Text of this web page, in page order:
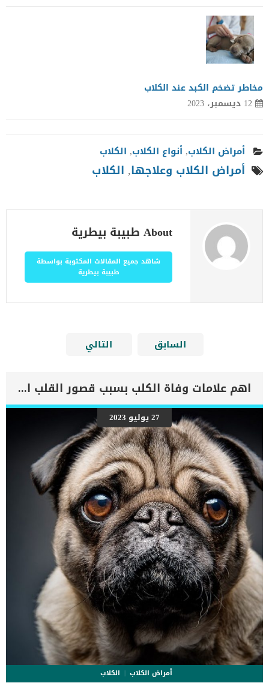
مخاطر تضخم الكبد عند الكلاب
12 ديسمبر، 2023
أمراض الكلاب, أنواع الكلاب, الكلاب
أمراض الكلاب وعلاجها, الكلاب
About طبيبة بيطرية
شاهد جميع المقالات المكتوبة بواسطة
طبيبة بيطرية
السابق التالي
اهم علامات وفاة الكلب بسبب قصور القلب الاحتقانى
27 يوليو 2023
أمراض الكلاب الكلاب